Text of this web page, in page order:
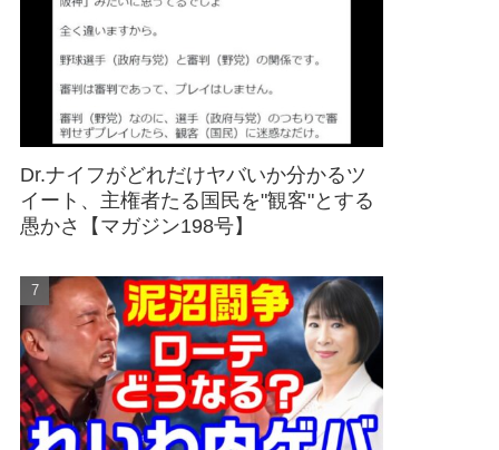
Dr.ナイフがどれだけヤバいか分かるツ
イート、主権者たる国民を"観客"とする
愚かさ【マガジン198号】